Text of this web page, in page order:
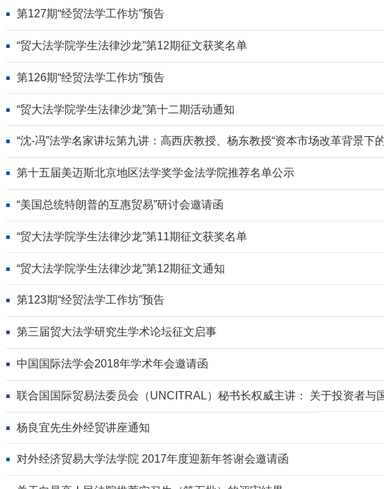
第127期“经贸法学工作坊”预告
“贸大法学院学生法律沙龙”第12期征文获奖名单
第126期“经贸法学工作坊”预告
“贸大法学院学生法律沙龙”第十二期活动通知
“沈-冯”法学名家讲坛第九讲：高西庆教授、杨东教授“资本市场改革背景下
第十五届美迈斯北京地区法学奖学金法学院推荐名单公示
“美国总统特朗普的互惠贸易”研讨会邀请函
“贸大法学院学生法律沙龙”第11期征文获奖名单
“贸大法学院学生法律沙龙”第12期征文通知
第123期“经贸法学工作坊”预告
第三届贸大法学研究生学术论坛征文启事
中国国际法学会2018年学术年会邀请函
联合国国际贸易法委员会（UNCITRAL）秘书长权威主讲： 关于投资者与
杨良宜先生外经贸讲座通知
对外经济贸易大学法学院 2017年度迎新年答谢会邀请函